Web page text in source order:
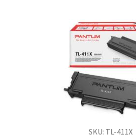
SKU: TL-411X